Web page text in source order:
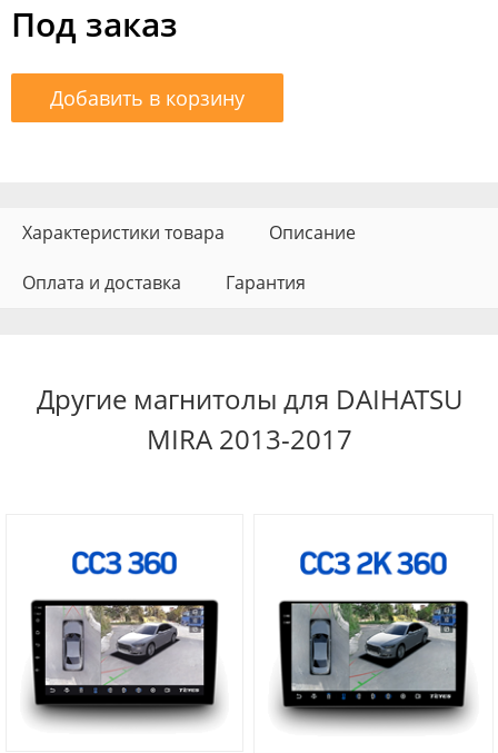
Под заказ
Добавить в корзину
Характеристики товара Описание
Оплата и доставка Гарантия
Другие магнитолы для DAIHATSU
MIRA 2013-2017